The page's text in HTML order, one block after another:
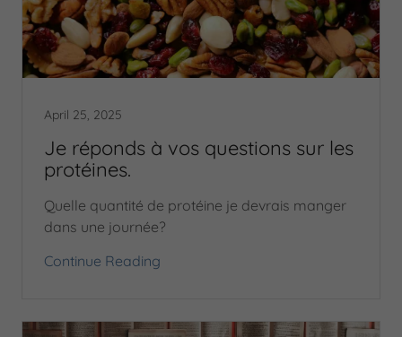
April 25, 2025
Je réponds à vos questions sur les
protéines.
Quelle quantité de protéine je devrais manger
dans une journée?
Continue Reading